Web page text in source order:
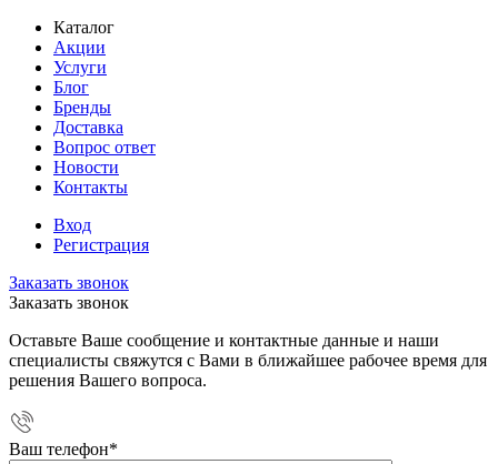
Каталог
Акции
Услуги
Блог
Бренды
Доставка
Вопрос ответ
Новости
Контакты
Вход
Регистрация
Заказать звонок
Заказать звонок
Оставьте Ваше сообщение и контактные данные и наши
специалисты свяжутся с Вами в ближайшее рабочее время для
решения Вашего вопроса.
Ваш телефон*